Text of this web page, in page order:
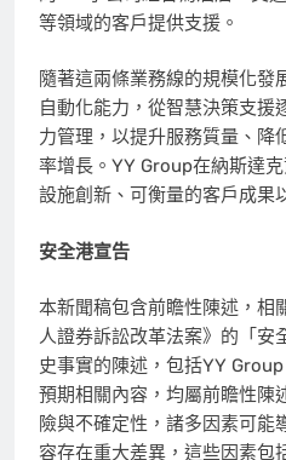
等領域的客戶提供支援。
隨著這兩條業務線的規模化發
自動化能力，從智慧決策支援
力管理，以提升服務質量、降
率增長。YY Group在納斯達
設施創新、可衡量的客戶成果
安全港宣告
本新聞稿包含前瞻性陳述，相
人證券訴訟改革法案》的「安
史事實的陳述，包括YY
預期相關內容，均屬前瞻性陳
險與不確定性，諸多因素可能
容存在重大差異，這些因素包